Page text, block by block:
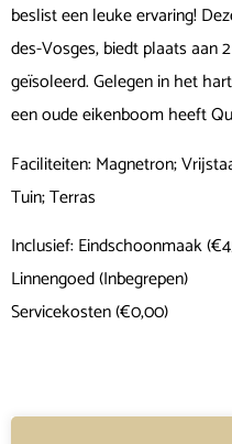
beslist een leuke ervaring!
des-Vosges, biedt plaats aan
geïsoleerd. Gelegen in het
een oude eikenboom heeft
Faciliteiten: Magnetron;
Tuin; Terras
Inclusief: Eindschoonmaak
Linnengoed (Inbegrepen)
Servicekosten (€0,00)